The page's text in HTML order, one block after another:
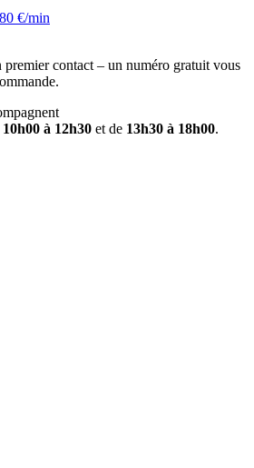
€/min
contact – un numéro gratuit vous
10h00 à 12h30 et de 13h30 à 18h00.